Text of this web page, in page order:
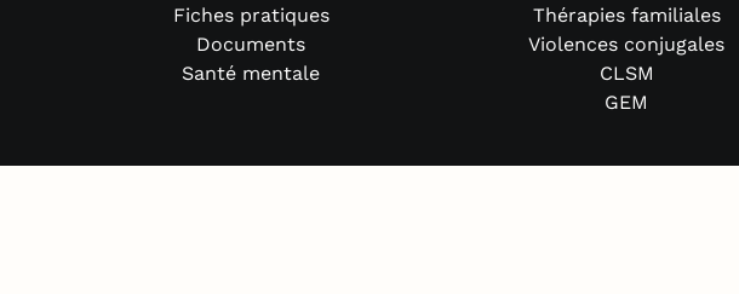
Fiches pratiques
Documents
Santé mentale
Thérapies familiales
Violences conjugales
CLSM
GEM